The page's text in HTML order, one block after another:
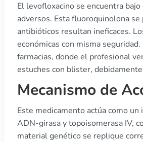
El levofloxacino se encuentra
adversos. Esta fluoroquinolona
antibióticos resultan ineficaces.
económicas con misma
farmacias, donde el profesional
estuches con blister,
Mecanismo de
Este medicamento actúa como
ADN-girasa y topoisomerasa IV,
material genético se replique